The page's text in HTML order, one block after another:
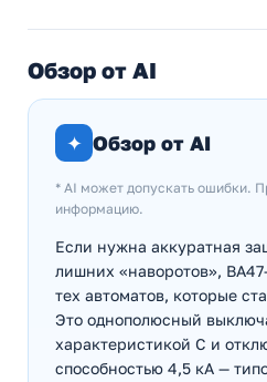
Обзор от AI
✦ Обзор от AI
* AI может допускать ошибки.
информацию.
Если нужна аккуратная
лишних «наворотов»,
тех автоматов, которые
Это однополюсный
характеристикой C и
способностью 4,5 кА —